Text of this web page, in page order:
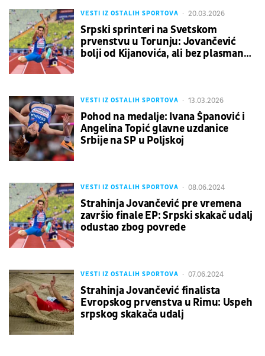
VESTI IZ OSTALIH SPORTOVA 20.03.2026
Srpski sprinteri na Svetskom
prvenstvu u Torunju: Jovančević
bolji od Kijanovića, ali bez plasmana
VESTI IZ OSTALIH SPORTOVA 13.03.2026
Pohod na medalje: Ivana Španović i
Angelina Topić glavne uzdanice
Srbije na SP u Poljskoj
VESTI IZ OSTALIH SPORTOVA 08.06.2024
Strahinja Jovančević pre vremena
završio finale EP: Srpski skakač udalj
odustao zbog povrede
VESTI IZ OSTALIH SPORTOVA 07.06.2024
Strahinja Jovančević finalista
Evropskog prvenstva u Rimu: Uspeh
srpskog skakača udalj